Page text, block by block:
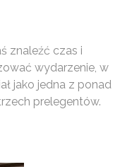
znaleźć czas i
wydarzenie, w
jako jedna z ponad
prelegentów.